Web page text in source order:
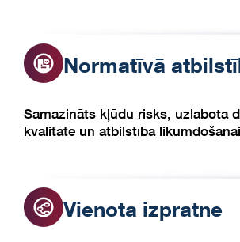
Normatīvā
Samazināts kļūdu risks, uzlabota
kvalitāte un atbilstība
Vienota izpratne